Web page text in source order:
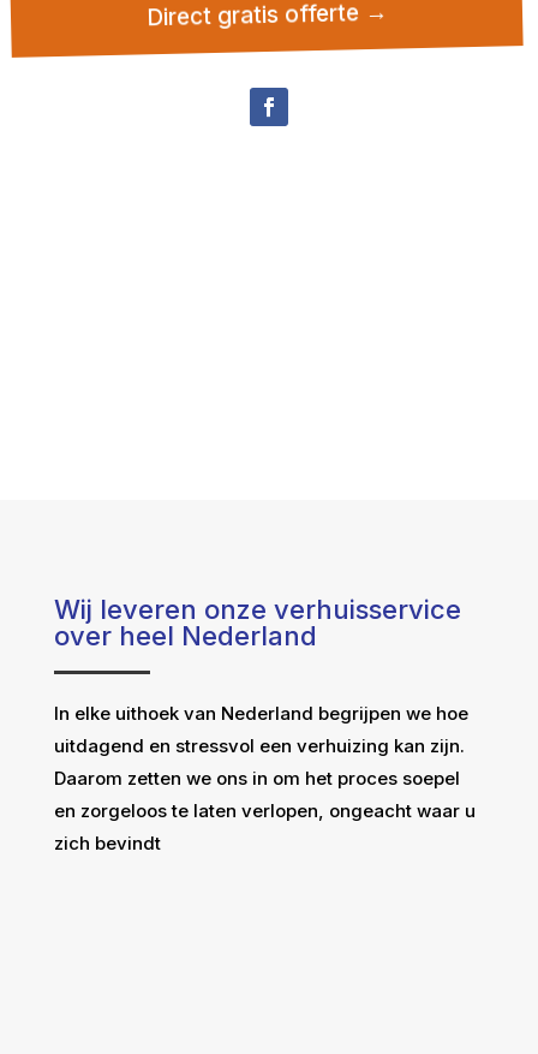
Direct gratis offerte →
Wij leveren onze verhuisservice
over heel Nederland
In elke uithoek van Nederland begrijpen we hoe
uitdagend en stressvol een verhuizing kan zijn.
Daarom zetten we ons in om het proces soepel
en zorgeloos te laten verlopen, ongeacht waar u
zich bevindt